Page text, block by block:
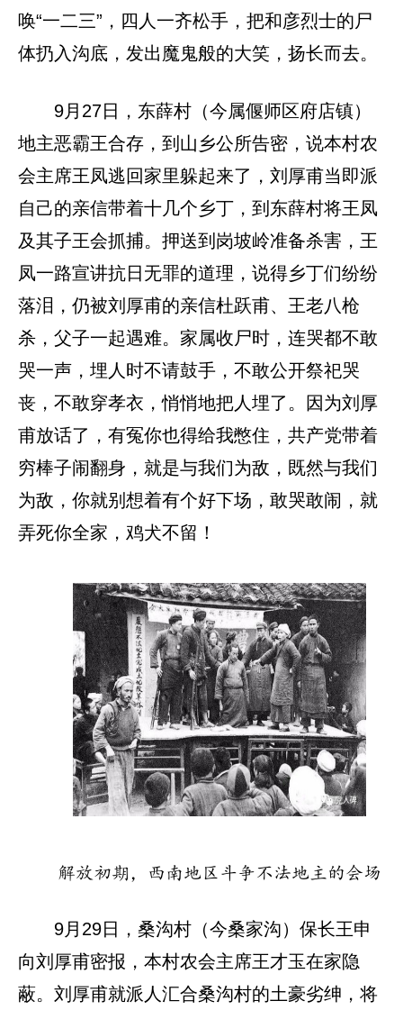
唤“一二三”，四人一齐松手，把和彦烈士的尸
体扔入沟底，发出魔鬼般的大笑，扬长而去。
9月27日，东薛村（今属偃师区府店镇）
地主恶霸王合存，到山乡公所告密，说本村农
会主席王凤逃回家里躲起来了，刘厚甫当即派
自己的亲信带着十几个乡丁，到东薛村将王凤
及其子王会抓捕。押送到岗坡岭准备杀害，王
凤一路宣讲抗日无罪的道理，说得乡丁们纷纷
落泪，仍被刘厚甫的亲信杜跃甫、王老八枪
杀，父子一起遇难。家属收尸时，连哭都不敢
哭一声，埋人时不请鼓手，不敢公开祭祀哭
丧，不敢穿孝衣，悄悄地把人埋了。因为刘厚
甫放话了，有冤你也得给我憋住，共产党带着
穷棒子闹翻身，就是与我们为敌，既然与我们
为敌，你就别想着有个好下场，敢哭敢闹，就
弄死你全家，鸡犬不留！
解放初期，西南地区斗争不法地主的会场
9月29日，桑沟村（今桑家沟）保长王申
向刘厚甫密报，本村农会主席王才玉在家隐
蔽。刘厚甫就派人汇合桑沟村的土豪劣绅，将